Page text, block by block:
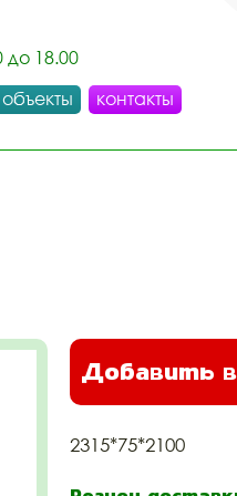
до 18.00
объекты контакты
Добавить
2315*75*2100